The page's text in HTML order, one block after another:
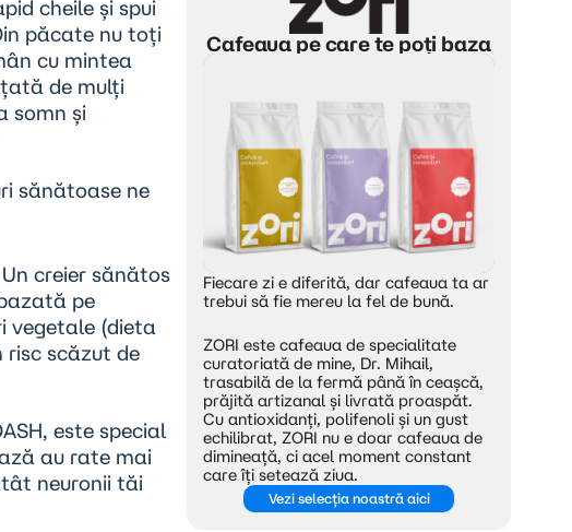
cheile și spui
păcate nu toți
cu mintea
de mulți
somn și
sănătoase ne
creier sănătos
pe
vegetale(dieta
risc scăzut de
este special
au rate mai
neuronii tăi
Cafeaua pe care te poți baza
Fiecare zi e diferită, dar cafeaua ta ar
trebui să fie mereu la fel de bună.
ZORI este cafeaua de specialitate
curatoriată de mine, Dr. Mihail,
trasabilă de la fermă până în ceașcă,
prăjită artizanal și livrată proaspăt.
Cu antioxidanți, polifenoli și un gust
echilibrat, ZORI nu e doar cafeaua de
dimineață, ci acel moment constant
care îți setează ziua.
Vezi selecția noastră aici